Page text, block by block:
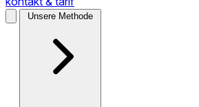
Unsere Methode